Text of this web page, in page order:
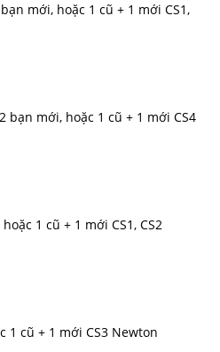
mới, hoặc 1 cũ + 1 mới CS1,
bạn mới, hoặc 1 cũ + 1 mới CS4
1 cũ + 1 mới CS1, CS2
1 cũ + 1 mới CS3 Newton